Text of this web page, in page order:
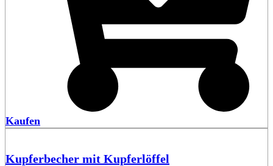
Kaufen
Kupferbecher mit Kupferlöffel